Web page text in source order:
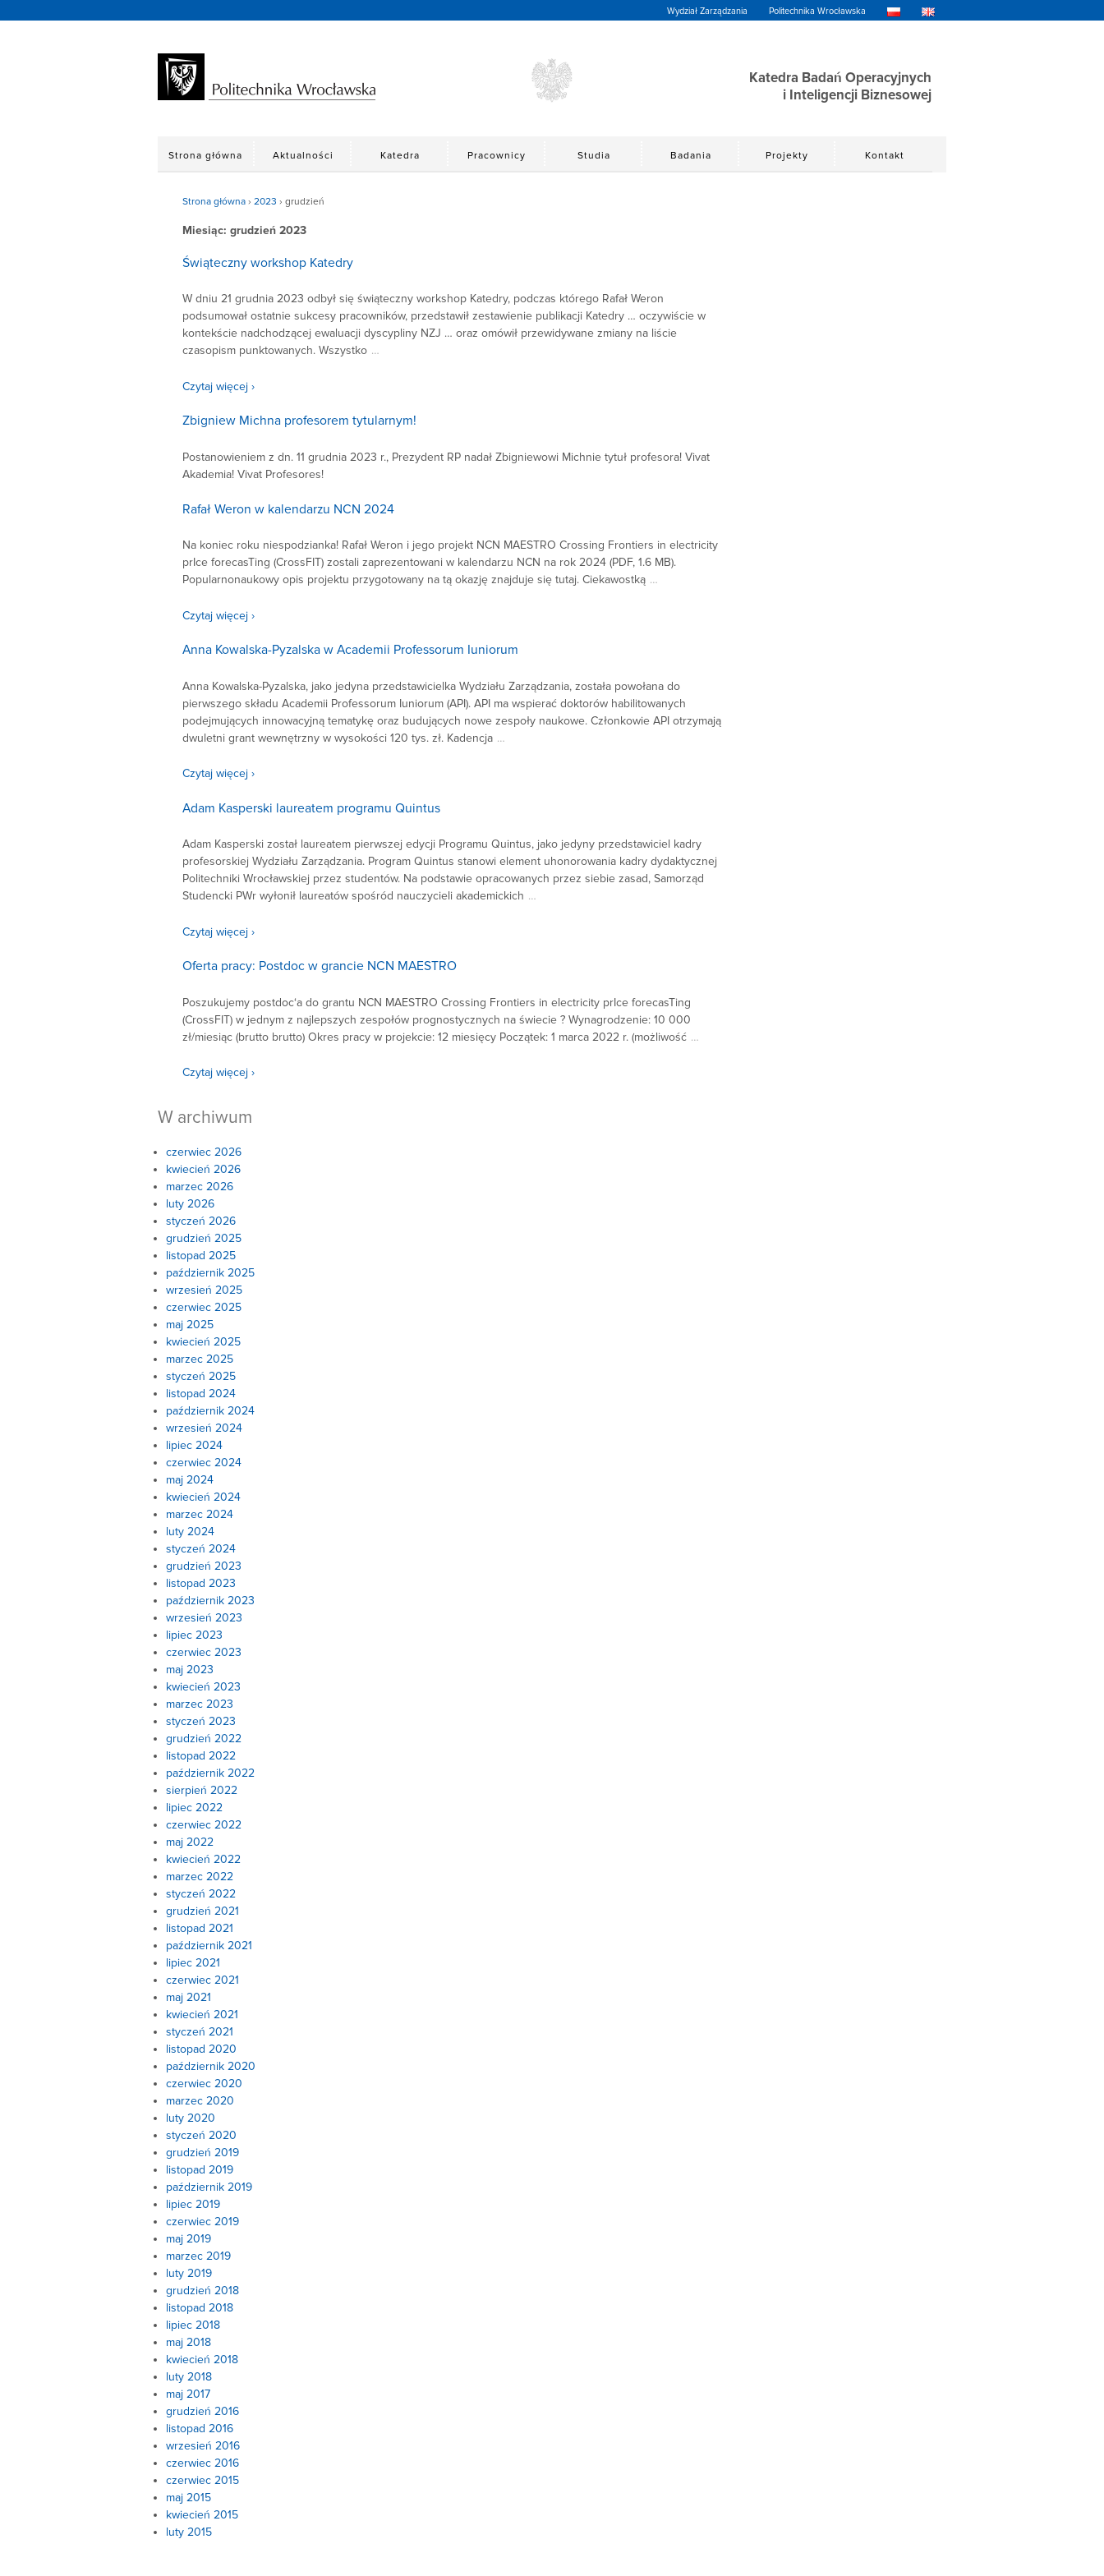
Wydział Zarządzania Politechnika Wrocławska
Katedra Badań Operacyjnych
i Inteligencji Biznesowej
Strona główna Aktualności Katedra Pracownicy Studia Badania Projekty Kontakt
Strona główna › 2023 › grudzień
Miesiąc: grudzień 2023
Świąteczny workshop Katedry
W dniu 21 grudnia 2023 odbył się świąteczny workshop Katedry, podczas którego Rafał Weron
podsumował ostatnie sukcesy pracowników, przedstawił zestawienie publikacji Katedry … oczywiście w
kontekście nadchodzącej ewaluacji dyscypliny NZJ … oraz omówił przewidywane zmiany na liście
czasopism punktowanych. Wszystko …
Czytaj więcej ›
Zbigniew Michna profesorem tytularnym!
Postanowieniem z dn. 11 grudnia 2023 r., Prezydent RP nadał Zbigniewowi Michnie tytuł profesora! Vivat
Akademia! Vivat Profesores!
Rafał Weron w kalendarzu NCN 2024
Na koniec roku niespodzianka! Rafał Weron i jego projekt NCN MAESTRO Crossing Frontiers in electricity
prIce forecasTing (CrossFIT) zostali zaprezentowani w kalendarzu NCN na rok 2024 (PDF, 1.6 MB).
Popularnonaukowy opis projektu przygotowany na tą okazję znajduje się tutaj. Ciekawostką …
Czytaj więcej ›
Anna Kowalska-Pyzalska w Academii Professorum Iuniorum
Anna Kowalska-Pyzalska, jako jedyna przedstawicielka Wydziału Zarządzania, została powołana do
pierwszego składu Academii Professorum Iuniorum (API). API ma wspierać doktorów habilitowanych
podejmujących innowacyjną tematykę oraz budujących nowe zespoły naukowe. Członkowie API otrzymają
dwuletni grant wewnętrzny w wysokości 120 tys. zł. Kadencja …
Czytaj więcej ›
Adam Kasperski laureatem programu Quintus
Adam Kasperski został laureatem pierwszej edycji Programu Quintus, jako jedyny przedstawiciel kadry
profesorskiej Wydziału Zarządzania. Program Quintus stanowi element uhonorowania kadry dydaktycznej
Politechniki Wrocławskiej przez studentów. Na podstawie opracowanych przez siebie zasad, Samorząd
Studencki PWr wyłonił laureatów spośród nauczycieli akademickich …
Czytaj więcej ›
Oferta pracy: Postdoc w grancie NCN MAESTRO
Poszukujemy postdoc‘a do grantu NCN MAESTRO Crossing Frontiers in electricity prIce forecasTing
(CrossFIT) w jednym z najlepszych zespołów prognostycznych na świecie ? Wynagrodzenie: 10 000
zł/miesiąc (brutto brutto) Okres pracy w projekcie: 12 miesięcy Początek: 1 marca 2022 r. (możliwość …
Czytaj więcej ›
W archiwum
czerwiec 2026
kwiecień 2026
marzec 2026
luty 2026
styczeń 2026
grudzień 2025
listopad 2025
październik 2025
wrzesień 2025
czerwiec 2025
maj 2025
kwiecień 2025
marzec 2025
styczeń 2025
listopad 2024
październik 2024
wrzesień 2024
lipiec 2024
czerwiec 2024
maj 2024
kwiecień 2024
marzec 2024
luty 2024
styczeń 2024
grudzień 2023
listopad 2023
październik 2023
wrzesień 2023
lipiec 2023
czerwiec 2023
maj 2023
kwiecień 2023
marzec 2023
styczeń 2023
grudzień 2022
listopad 2022
październik 2022
sierpień 2022
lipiec 2022
czerwiec 2022
maj 2022
kwiecień 2022
marzec 2022
styczeń 2022
grudzień 2021
listopad 2021
październik 2021
lipiec 2021
czerwiec 2021
maj 2021
kwiecień 2021
styczeń 2021
listopad 2020
październik 2020
czerwiec 2020
marzec 2020
luty 2020
styczeń 2020
grudzień 2019
listopad 2019
październik 2019
lipiec 2019
czerwiec 2019
maj 2019
marzec 2019
luty 2019
grudzień 2018
listopad 2018
lipiec 2018
maj 2018
kwiecień 2018
luty 2018
maj 2017
grudzień 2016
listopad 2016
wrzesień 2016
czerwiec 2016
czerwiec 2015
maj 2015
kwiecień 2015
luty 2015